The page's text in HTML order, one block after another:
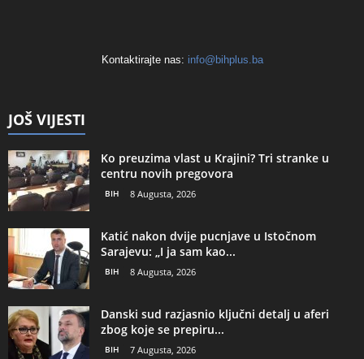
Kontaktirajte nas: info@bihplus.ba
JOŠ VIJESTI
Ko preuzima vlast u Krajini? Tri stranke u
centru novih pregovora
BIH 8 Augusta, 2026
Katić nakon dvije pucnjave u Istočnom
Sarajevu: „I ja sam kao...
BIH 8 Augusta, 2026
Danski sud razjasnio ključni detalj u aferi
zbog koje se prepiru...
BIH 7 Augusta, 2026